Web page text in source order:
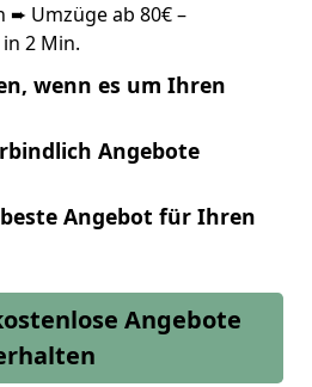
Umzüge ab 80€ –
2 Min.
wenn es um Ihren
Angebote
Angebot für Ihren
Angebote